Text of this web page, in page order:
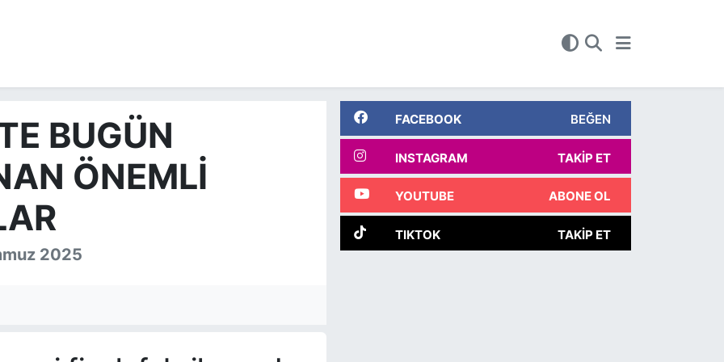
BUGÜN
ÖNEMLI
2025
FACEBOOK BEĞEN
INSTAGRAM TAKIP ET
YOUTUBE ABONE OL
TIKTOK TAKIP ET